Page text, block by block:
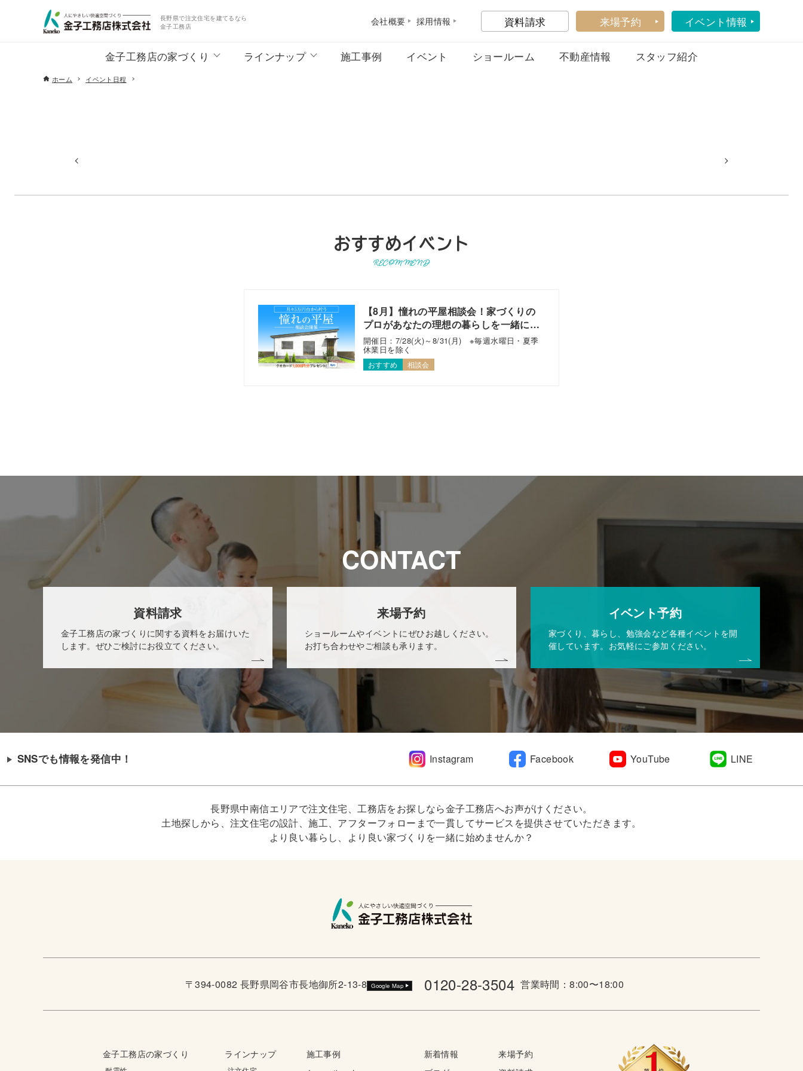
長野県で注文住宅を建てるなら
金子工務店
会社概要 採用情報 資料請求 来場予約 イベント情報
金子工務店の家づくり ラインナップ 施工事例 イベント ショールーム 不動産情報 スタッフ紹介
ホーム イベント日程
おすすめイベント
RECOMMEND
【8月】憧れの平屋相談会！家づくりの
プロがあなたの理想の暮らしを一緒に考
えます！
開催日：7/28(火)～8/31(月) ※毎週水曜日・夏季
休業日を除く
おすすめ 相談会
CONTACT
資料請求
金子工務店の家づくりに関する資料をお届けいた
します。ぜひご検討にお役立てください。
来場予約
ショールームやイベントにぜひお越しください。
お打ち合わせやご相談も承ります。
イベント予約
家づくり、暮らし、勉強会など各種イベントを開
催しています。お気軽にご参加ください。
SNSでも情報を発信中！ Instagram Facebook YouTube LINE
長野県中南信エリアで注文住宅、工務店をお探しなら金子工務店へお声がけください。
土地探しから、注文住宅の設計、施工、アフターフォローまで一貫してサービスを提供させていただきます。
より良い暮らし、より良い家づくりを一緒に始めませんか？
〒394-0082 長野県岡谷市長地御所2-13-8 Google Map 0120-28-3504 営業時間：8:00〜18:00
金子工務店の家づくり ラインナップ
施工事例
新着情報
来場予約